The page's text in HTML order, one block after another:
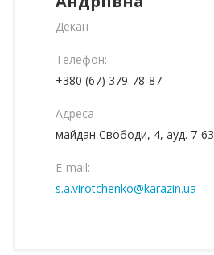
Декан
Телефон:
+380 (67) 379-78-87
Адреса
майдан Свободи, 4, ауд. 7-63
E-mail:
s.a.virotchenko@karazin.ua